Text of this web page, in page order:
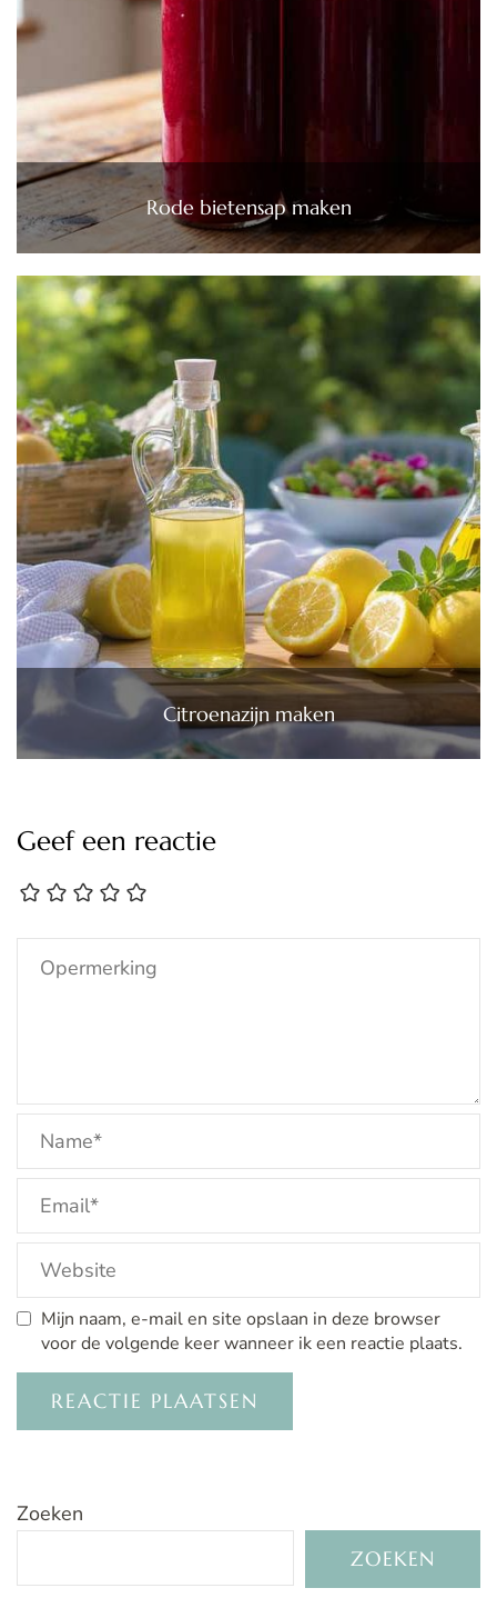
Rode bietensap maken
Citroenazijn maken
Geef een reactie
Mijn naam, e-mail en site opslaan in deze browser
voor de volgende keer wanneer ik een reactie plaats.
Zoeken
ZOEKEN